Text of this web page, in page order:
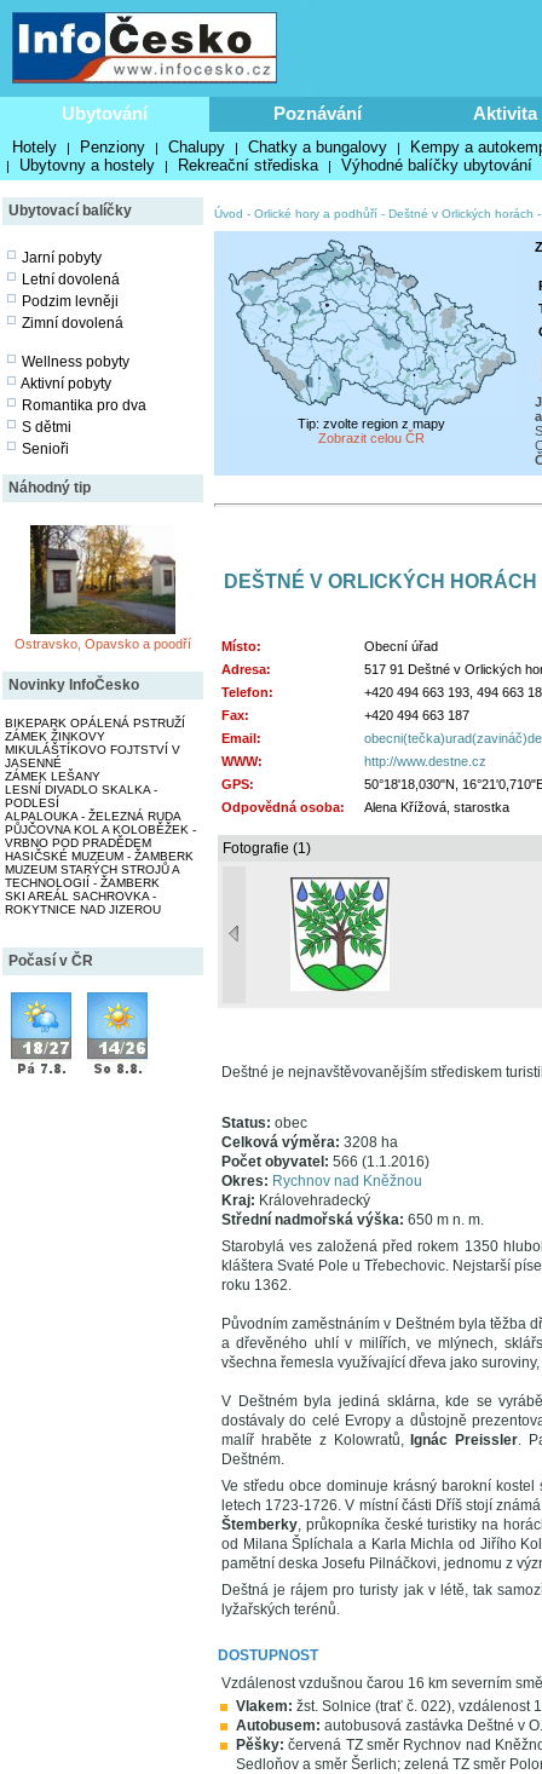
Ubytování Poznávání Aktivita
Hotely | Penziony | Chalupy | Chatky a bungalovy | Kempy a
| Ubytovny a hostely | Rekreační střediska | Výhodné balíčky ubytování
Ubytovací balíčky
Jarní pobyty
Letní dovolená
Podzim levněji
Zimní dovolená
Wellness pobyty
Aktivní pobyty
Romantika pro dva
S dětmi
Senioři
Náhodný tip
Ostravsko, Opavsko a poodří
Novinky InfoČesko
BIKEPARK OPÁLENÁ PSTRUŽÍ
ZÁMEK ŽINKOVY
MIKULÁŠTÍKOVO FOJTSTVÍ V
JASENNÉ
ZÁMEK LEŠANY
LESNÍ DIVADLO SKALKA -
PODLESÍ
ALPALOUKA - ŽELEZNÁ RUDA
PŮJČOVNA KOL A KOLOBĚŽEK -
VRBNO POD PRADĚDEM
HASIČSKÉ MUZEUM - ŽAMBERK
MUZEUM STARÝCH STROJŮ A
TECHNOLOGIÍ - ŽAMBERK
SKI AREÁL SACHROVKA -
ROKYTNICE NAD JIZEROU
Počasí v ČR
Úvod - Orlické hory a podhůří - Deštné v Orlických horách
Tip: zvolte region z mapy
Zobrazit celou ČR
DEŠTNÉ V ORLICKÝCH HORÁCH
Místo:
Obecní úřad
Adresa:
517 91 Deštné v Orlických
Telefon:
+420 494 663 193, 494 663
Fax:
+420 494 663 187
Email:
WWW:
http://www.destne.cz
GPS:
50°18'18,030"N,
Odpovědná osoba:
Alena Křížová, starostka
Fotografie (1)
Deštné je nejnavštěvovanějším střediskem
Status: obec
Celková výměra: 3208 ha
Počet obyvatel: 566 (1.1.2016)
Okres: Rychnov nad Kněžnou
Kraj: Královehradecký
Střední nadmořská výška: 650 m n. m.
Starobylá ves založená před rokem 1350
kláštera Svaté Pole u Třebechovic. Nejstarší
roku 1362.
Původním zaměstnáním v Deštném byla těžba
a dřevěného uhlí v milířích, ve mlýnech,
všechna řemesla využívající dřeva jako
V Deštném byla jediná sklárna, kde se
dostávaly do celé Evropy a důstojně
malíř hraběte z Kolowratů, Ignác Preissler.
Deštném.
Ve středu obce dominuje krásný barokní
letech 1723-1726. V místní části Dříš stojí
Štemberky, průkopníka české turistiky na
od Milana Šplíchala a Karla Michla od Jiřího
pamětní deska Josefu Pilnáčkovi, jednomu z
Deštná je rájem pro turisty jak v létě, tak
lyžařských terénů.
DOSTUPNOST
Vzdálenost vzdušnou čarou 16 km severním
Vlakem: žst. Solnice (trať č. 022), vzdálenost
Autobusem: autobusová zastávka Deštné v
Pěšky: červená TZ směr Rychnov nad
Sedloňov a směr Šerlich; zelená TZ směr